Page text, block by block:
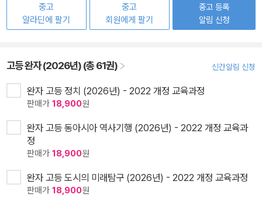
중고
알라딘에 팔기
중고
회원에게 팔기
중고 등록
알림 신청
고등 완자 (2026년) (총 61권) 신간알림 신청
완자 고등 정치 (2026년) - 2022 개정 교육과정
판매가 18,900원
완자 고등 동아시아 역사기행 (2026년) - 2022 개정 교육과
정
판매가 18,900원
완자 고등 도시의 미래탐구 (2026년) - 2022 개정 교육과정
판매가 18,900원